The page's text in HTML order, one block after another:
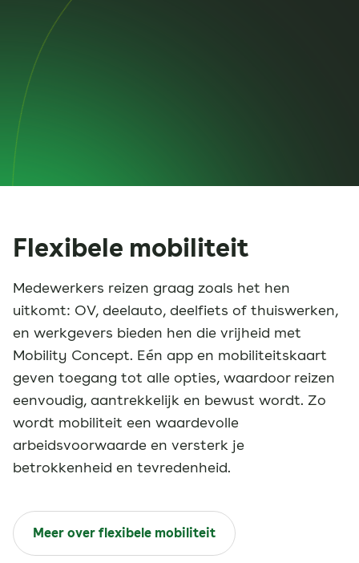
Flexibele mobiliteit
Medewerkers reizen graag zoals het hen
uitkomt: OV, deelauto, deelfiets of thuiswerken,
en werkgevers bieden hen die vrijheid met
Mobility Concept. Eén app en mobiliteitskaart
geven toegang tot alle opties, waardoor reizen
eenvoudig, aantrekkelijk en bewust wordt. Zo
wordt mobiliteit een waardevolle
arbeidsvoorwaarde en versterk je
betrokkenheid en tevredenheid.
Meer over flexibele mobiliteit